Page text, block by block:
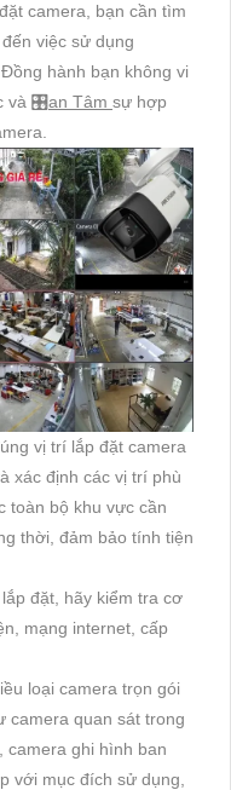
camera, bạn cần tìm
việc sử dụng
hành bạn không vi
và 🎛an Tâm sự hợp
vị trí lắp đặt camera
xác định các vị trí phù
toàn bộ khu vực cần
thời, đảm bảo tính tiện
đặt, hãy kiểm tra cơ
mạng internet, cấp
loại camera trọn gói
camera quan sát trong
camera ghi hình ban
với mục đích sử dụng,